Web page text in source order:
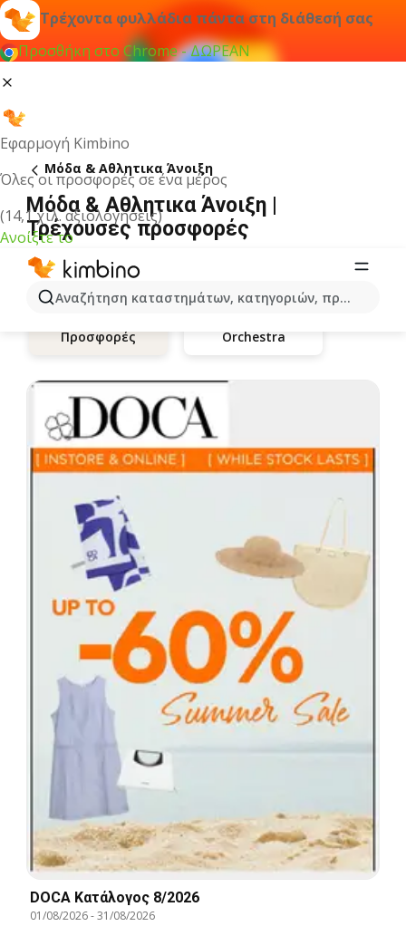
Τρέχοντα φυλλάδια πάντα στη διάθεσή σας
Προσθήκη στο Chrome - ΔΩΡΕΑΝ
Εφαρμογή Kimbino
Όλες οι προσφορές σε ένα μέρος
(14,1 χιλ. αξιολογήσεις)
Ανοίξτε το
Αναζήτηση καταστημάτων, κατηγοριών, προϊόντων...
Μόδα & Aθλητικα Άνοιξη
Μόδα & Aθλητικα Άνοιξη |
Τρέχουσες προσφορές
Προσφορές Orchestra
DOCA Kατάλογος 8/2026
01/08/2026-31/08/2026